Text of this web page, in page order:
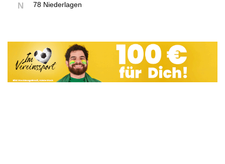
N 78 Niederlagen